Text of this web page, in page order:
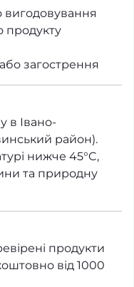
вигодовування
продукту
загострення
в Івано-
район).
нижче 45°C,
та природну
продукти
від 1000